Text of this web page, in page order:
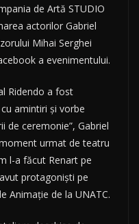
de Artă STUDIO
actorilor Gabriel
Mihai Serghei
a evenimentului.
Ridendo a fost
amintiri şi vorbe
de ceremonie”, Gabriel
urmat de teatru
l-a făcut Renart pe
protagonişti pe
Animaţie de la UNATC.